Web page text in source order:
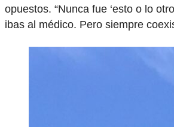
opuestos. “Nunca fue ‘esto o lo
ibas al médico. Pero siempre